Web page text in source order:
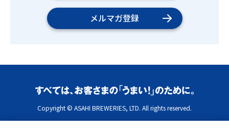
メルマガ登録
Copyright © ASAHI BREWERIES, LTD. All rights reserved.